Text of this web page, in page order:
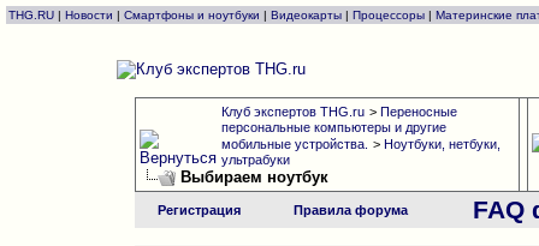
THG.RU | Новости | Смартфоны и ноутбуки | Видеокарты | Процессоры | Материнские
Клуб экспертов THG.ru > Переносные
персональные компьютеры и другие
мобильные устройства. > Ноутбуки, нетбуки,
ультрабуки
Выбираем ноутбук
Регистрация Правила форума FAQ